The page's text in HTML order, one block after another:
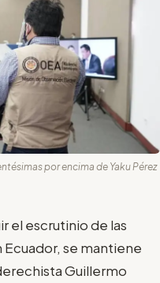
por encima de Yaku Pérez
el escrutinio de las
se mantiene
Guillermo